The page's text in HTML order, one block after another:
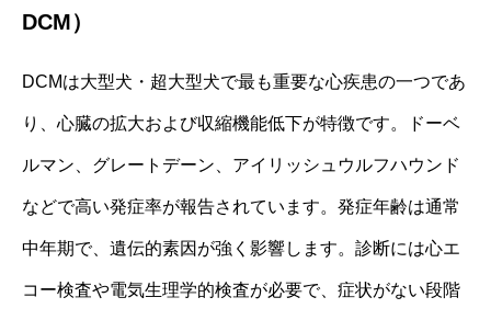
DCM）
DCMは大型犬・超大型犬で最も重要な心疾患の一つであ
り、心臓の拡大および収縮機能低下が特徴です。ドーベ
ルマン、グレートデーン、アイリッシュウルフハウンド
などで高い発症率が報告されています。発症年齢は通常
中年期で、遺伝的素因が強く影響します。診断には心エ
コー検査や電気生理学的検査が必要で、症状がない段階